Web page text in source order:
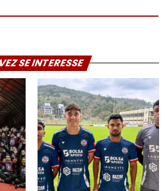
SE INTERESSE